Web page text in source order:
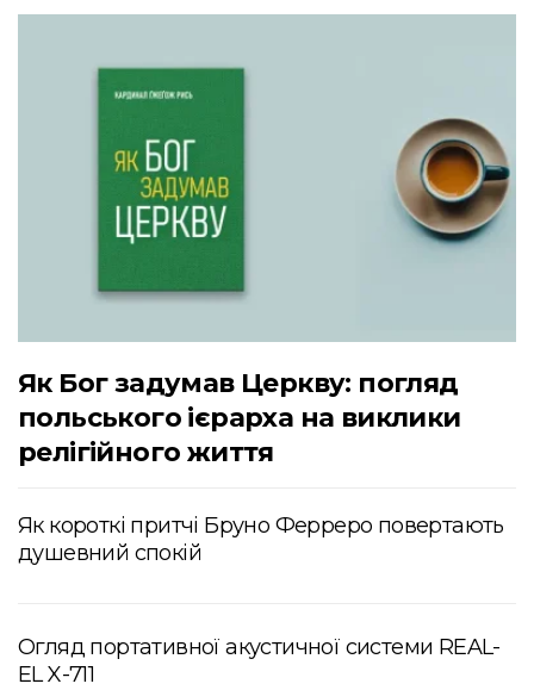
Як Бог задумав Церкву: погляд
польського ієрарха на виклики
релігійного життя
Як короткі притчі Бруно Ферреро повертають
душевний спокій
Огляд портативної акустичної системи REAL-
EL X-711